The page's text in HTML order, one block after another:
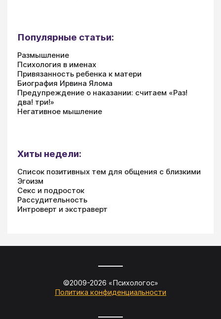
Популярные статьи:
Размышление
Психология в именах
Привязанность ребенка к матери
Биография Ирвина Ялома
Предупреждение о наказании: считаем «Раз!
два! три!»
Негативное мышление
Хиты недели:
Список позитивных тем для общения с близкими
Эгоизм
Секс и подросток
Рассудительность
Интроверт и экстраверт
©2009-2026 «Психологос»
Политика конфиденциальности